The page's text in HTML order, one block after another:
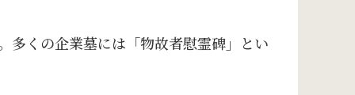
多くの企業墓には「物故者慰霊碑」とい